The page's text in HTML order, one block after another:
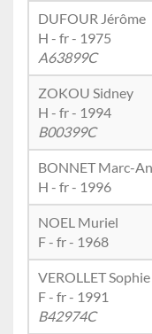
DUFOUR Jérôme
H - fr - 1975
A63899C
ZOKOU Sidney
H - fr - 1994
B00399C
BONNET Marc-
H - fr - 1996
NOEL Muriel
F - fr - 1968
VEROLLET Sophie
F - fr - 1991
B42974C